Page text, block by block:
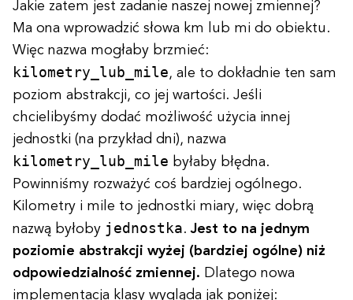
Jakie zatem jest zadanie naszej nowej zmiennej?
Ma ona wprowadzić słowa km lub mi do obiektu.
Więc nazwa mogłaby brzmieć:
kilometry_lub_mile, ale to dokładnie ten sam
poziom abstrakcji, co jej wartości. Jeśli
chcielibyśmy dodać możliwość użycia innej
jednostki (na przykład dni), nazwa
kilometry_lub_mile byłaby błędna.
Powinniśmy rozważyć coś bardziej ogólnego.
Kilometry i mile to jednostki miary, więc dobrą
nazwą byłoby jednostka.Jest to na jednym
poziomie abstrakcji wyżej (bardziej ogólne) niż
odpowiedzialność zmiennej. Dlatego nowa
implementacja klasy wygląda jak poniżej: